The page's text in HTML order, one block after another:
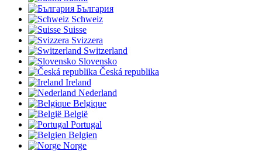
България
Schweiz
Suisse
Svizzera
Switzerland
Slovensko
Česká republika
Ireland
Nederland
Belgique
België
Portugal
Belgien
Norge